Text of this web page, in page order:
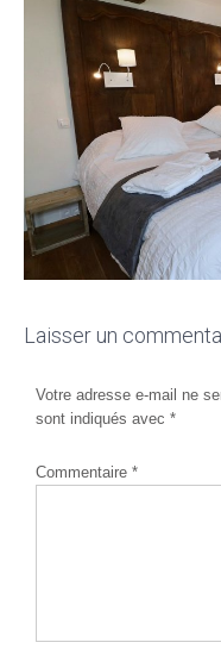
Laisser un
Votre adresse e-mail ne
sont indiqués avec *
Commentaire *